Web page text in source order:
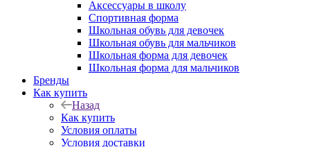
Аксессуары в школу
Спортивная форма
Школьная обувь для девочек
Школьная обувь для мальчиков
Школьная форма для девочек
Школьная форма для мальчиков
Бренды
Как купить
Назад
Как купить
Условия оплаты
Условия доставки